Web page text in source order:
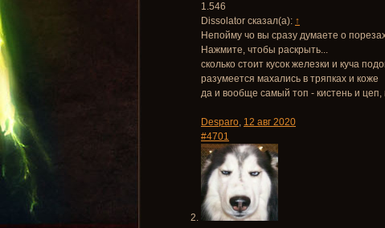
1.546
Dissolator сказал(а): ↑
Непойму чо вы сразу думаете о
Нажмите, чтобы раскрыть...
сколько стоит кусок железки и куча
разумеется махались в тряпках и коже
да и вообще самый топ - кистень и цеп,
Desparo, 12 авг 2020
#4701